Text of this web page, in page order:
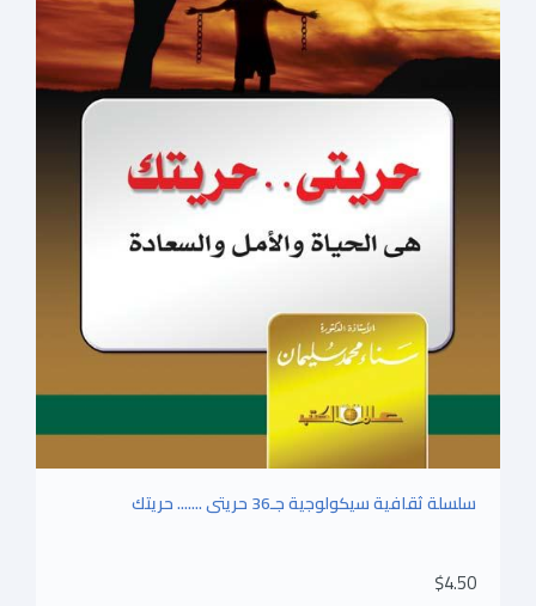
سلسلة ثقافية سيكولوجية جـ36 حريتى ....... حريتك
$4.50